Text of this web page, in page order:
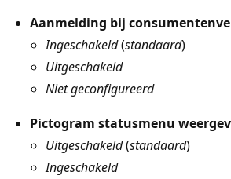
Aanmelding bij
Ingeschakeld(standaard)
Uitgeschakeld
Niet geconfigureerd
Pictogram statusmenu
Uitgeschakeld(standaard)
Ingeschakeld